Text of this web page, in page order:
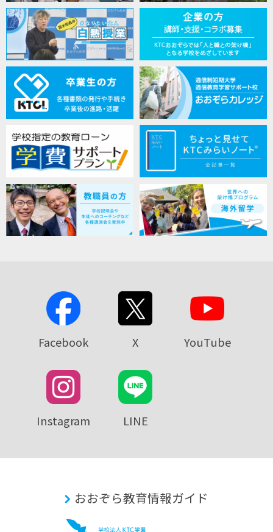
Facebook X YouTube
Instagram LINE
おおぞら教育情報ガイド